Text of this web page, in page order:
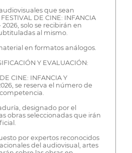
que sean
DE CINE: INFANCIA
2026, solo se recibirán en
al mismo.
en formatos análogos.
Y EVALUACIÓN:
CINE: INFANCIA Y
se reserva el número de
designado por el
obras seleccionadas que irán
por expertos reconocidos
del audiovisual, artes